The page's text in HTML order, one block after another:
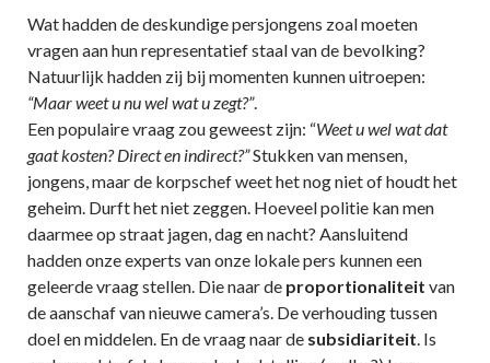
Wat hadden de deskundige persjongens zoal moeten
vragen aan hun representatief staal van de bevolking?
Natuurlijk hadden zij bij momenten kunnen uitroepen:
“Maar weet u nu wel wat u zegt?”.
Een populaire vraag zou geweest zijn: “Weet u wel wat dat
gaat kosten? Direct en indirect?”Stukken van mensen,
jongens, maar de korpschef weet het nog niet of houdt het
geheim. Durft het niet zeggen. Hoeveel politie kan men
daarmee op straat jagen, dag en nacht? Aansluitend
hadden onze experts van onze lokale pers kunnen een
geleerde vraag stellen. Die naar de proportionaliteit van
de aanschaf van nieuwe camera’s. De verhouding tussen
doel en middelen. En de vraag naar de subsidiariteit. Is